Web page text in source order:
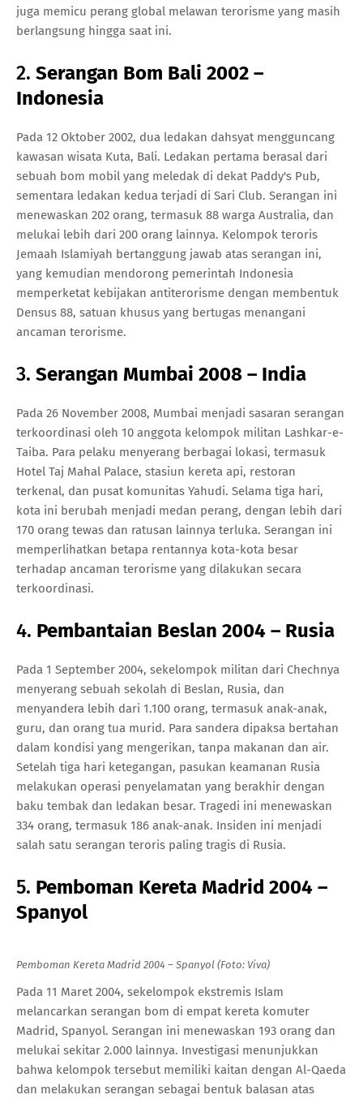
juga memicu perang global melawan terorisme yang masih
berlangsung hingga saat ini.
2. Serangan Bom Bali 2002 –
Indonesia
Pada 12 Oktober 2002, dua ledakan dahsyat mengguncang
kawasan wisata Kuta, Bali. Ledakan pertama berasal dari
sebuah bom mobil yang meledak di dekat Paddy's Pub,
sementara ledakan kedua terjadi di Sari Club. Serangan ini
menewaskan 202 orang, termasuk 88 warga Australia, dan
melukai lebih dari 200 orang lainnya. Kelompok teroris
Jemaah Islamiyah bertanggung jawab atas serangan ini,
yang kemudian mendorong pemerintah Indonesia
memperketat kebijakan antiterorisme dengan membentuk
Densus 88, satuan khusus yang bertugas menangani
ancaman terorisme.
3. Serangan Mumbai 2008 – India
Pada 26 November 2008, Mumbai menjadi sasaran serangan
terkoordinasi oleh 10 anggota kelompok militan Lashkar-e-
Taiba. Para pelaku menyerang berbagai lokasi, termasuk
Hotel Taj Mahal Palace, stasiun kereta api, restoran
terkenal, dan pusat komunitas Yahudi. Selama tiga hari,
kota ini berubah menjadi medan perang, dengan lebih dari
170 orang tewas dan ratusan lainnya terluka. Serangan ini
memperlihatkan betapa rentannya kota-kota besar
terhadap ancaman terorisme yang dilakukan secara
terkoordinasi.
4. Pembantaian Beslan 2004 – Rusia
Pada 1 September 2004, sekelompok militan dari Chechnya
menyerang sebuah sekolah di Beslan, Rusia, dan
menyandera lebih dari 1.100 orang, termasuk anak-anak,
guru, dan orang tua murid. Para sandera dipaksa bertahan
dalam kondisi yang mengerikan, tanpa makanan dan air.
Setelah tiga hari ketegangan, pasukan keamanan Rusia
melakukan operasi penyelamatan yang berakhir dengan
baku tembak dan ledakan besar. Tragedi ini menewaskan
334 orang, termasuk 186 anak-anak. Insiden ini menjadi
salah satu serangan teroris paling tragis di Rusia.
5. Pemboman Kereta Madrid 2004 –
Spanyol
Pemboman Kereta Madrid 2004 – Spanyol (Foto: Viva)
Pada 11 Maret 2004, sekelompok ekstremis Islam
melancarkan serangan bom di empat kereta komuter
Madrid, Spanyol. Serangan ini menewaskan 193 orang dan
melukai sekitar 2.000 lainnya. Investigasi menunjukkan
bahwa kelompok tersebut memiliki kaitan dengan Al-Qaeda
dan melakukan serangan sebagai bentuk balasan atas